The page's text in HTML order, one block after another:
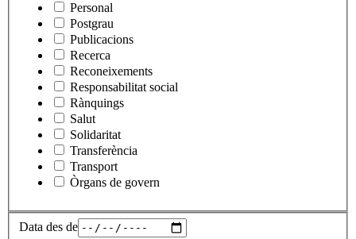
Personal
Postgrau
Publicacions
Recerca
Reconeixements
Responsabilitat social
Rànquings
Salut
Solidaritat
Transferència
Transport
Òrgans de govern
Data des de